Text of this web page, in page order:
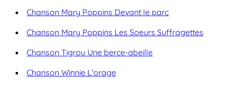
Chanson Mary Poppins Devant le parc
Chanson Mary Poppins Les Soeurs Suffragettes
Chanson Tigrou Une berce-abeille
Chanson Winnie L'orage